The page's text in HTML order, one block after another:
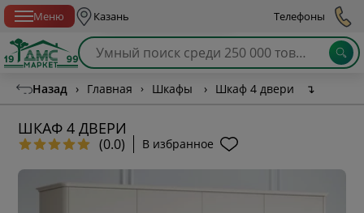
Меню Казань Телефоны
Назад › Главная › Шкафы › Шкаф 4 двери ↴
ШКАФ 4 ДВЕРИ
(0.0) В избранное